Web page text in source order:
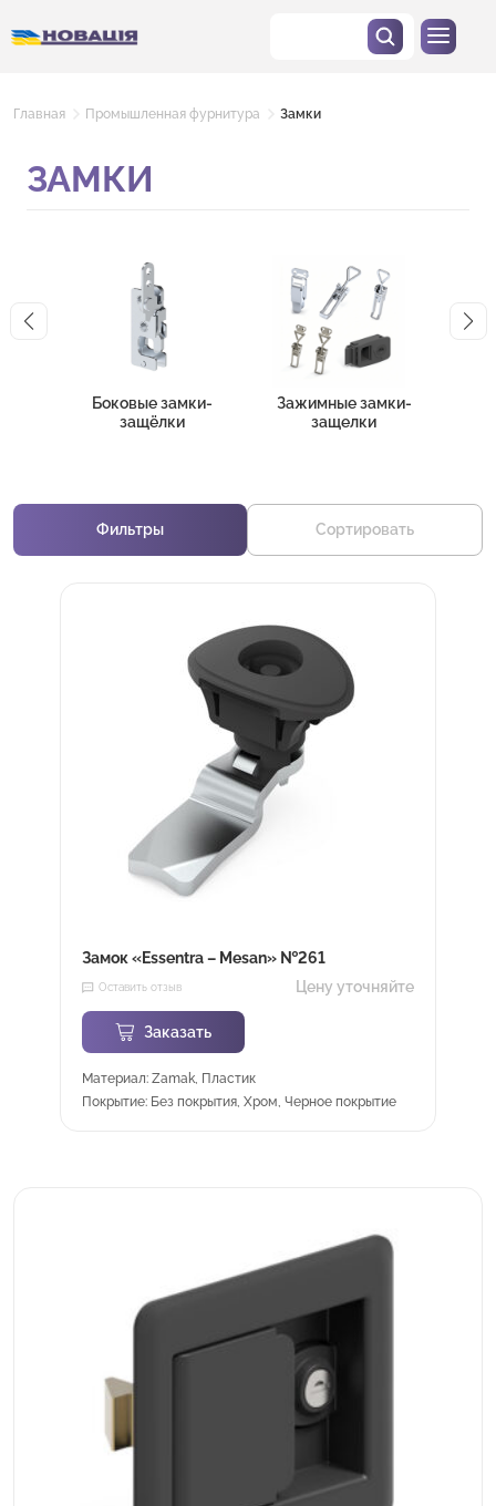
Главная Промышленная фурнитура Замки
ЗАМКИ
Боковые замки-
защёлки
Зажимные замки-
защелки
Фильтры Сортировать
Замок «Essentra – Mesan» №261
Оставить отзыв Цену уточняйте
Заказать
Материал: Zamak, Пластик
Покрытие: Без покрытия, Хром, Черное покрытие